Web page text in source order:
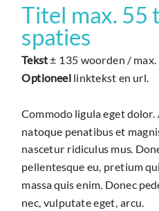
Titel max. 55
spaties
Tekst± 135 woorden /
Optioneellinktekst en url.
Commodo ligula eget dolor.
natoque penatibus et
nascetur ridiculus mus.
pellentesque eu, pretium
massa quis enim. Donec
nec, vulputate eget, arcu.